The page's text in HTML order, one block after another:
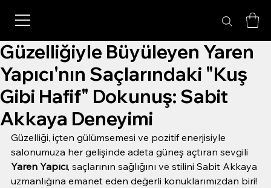
Güzelliğiyle Büyüleyen Yaren
Yapıcı'nın Saçlarındaki "Kuş
Gibi Hafif" Dokunuş: Sabit
Akkaya Deneyimi
Güzelliği, içten gülümsemesi ve pozitif enerjisiyle
salonumuza her gelişinde adeta güneş açtıran sevgili
Yaren Yapıcı, saçlarının sağlığını ve stilini Sabit Akkaya
uzmanlığına emanet eden değerli konuklarımızdan biri!